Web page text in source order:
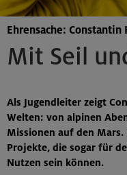
Mit Seil
Ehrensache: Constantin
Als Jugendleiter zeigt
Welten: von alpinen
Missionen auf den
Projekte, die sogar für
Nutzen sein können.